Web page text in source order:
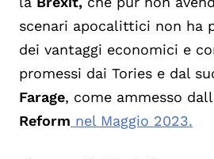
scenari apocalittici non ha
dei vantaggi economici e
promessi dai Tories e dal
Farage, come ammesso
Reform nel Maggio 2023.